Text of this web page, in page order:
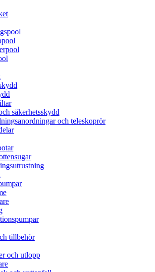
säkerhetsskydd
och teleskoprör
tillbehör
och utlopp